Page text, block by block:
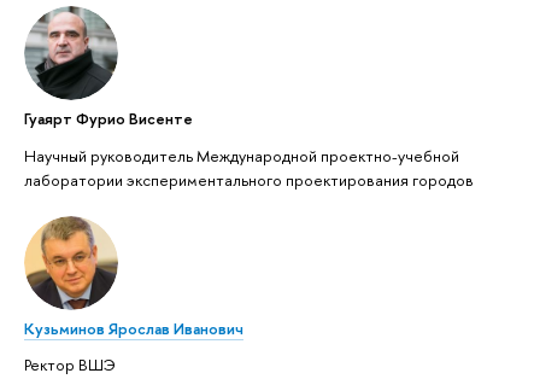
Гуаярт Фурио Висенте
Научный руководитель Международной проектно-учебной
лаборатории экспериментального проектирования городов
Кузьминов Ярослав Иванович
Ректор ВШЭ